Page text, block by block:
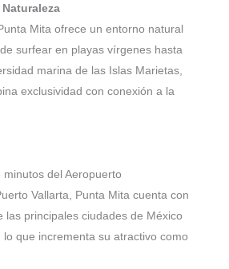
Mita ofrece un entorno natural
surfear en playas vírgenes hasta
marina de las Islas Marietas,
exclusividad con conexión a la
del Aeropuerto
Vallarta, Punta Mita cuenta con
las principales ciudades de México
lo que incrementa su atractivo como